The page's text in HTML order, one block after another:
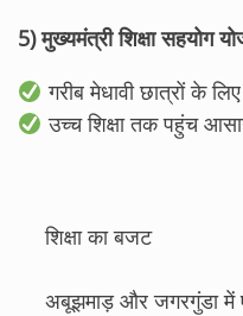
5) मुख्यमंत्री शिक्षा सहयोग
गरीब मेधावी छात्रों के
उच्च शिक्षा तक पहुंच
शिक्षा का बजट
अबूझमाड़ और जगरगुंडा में